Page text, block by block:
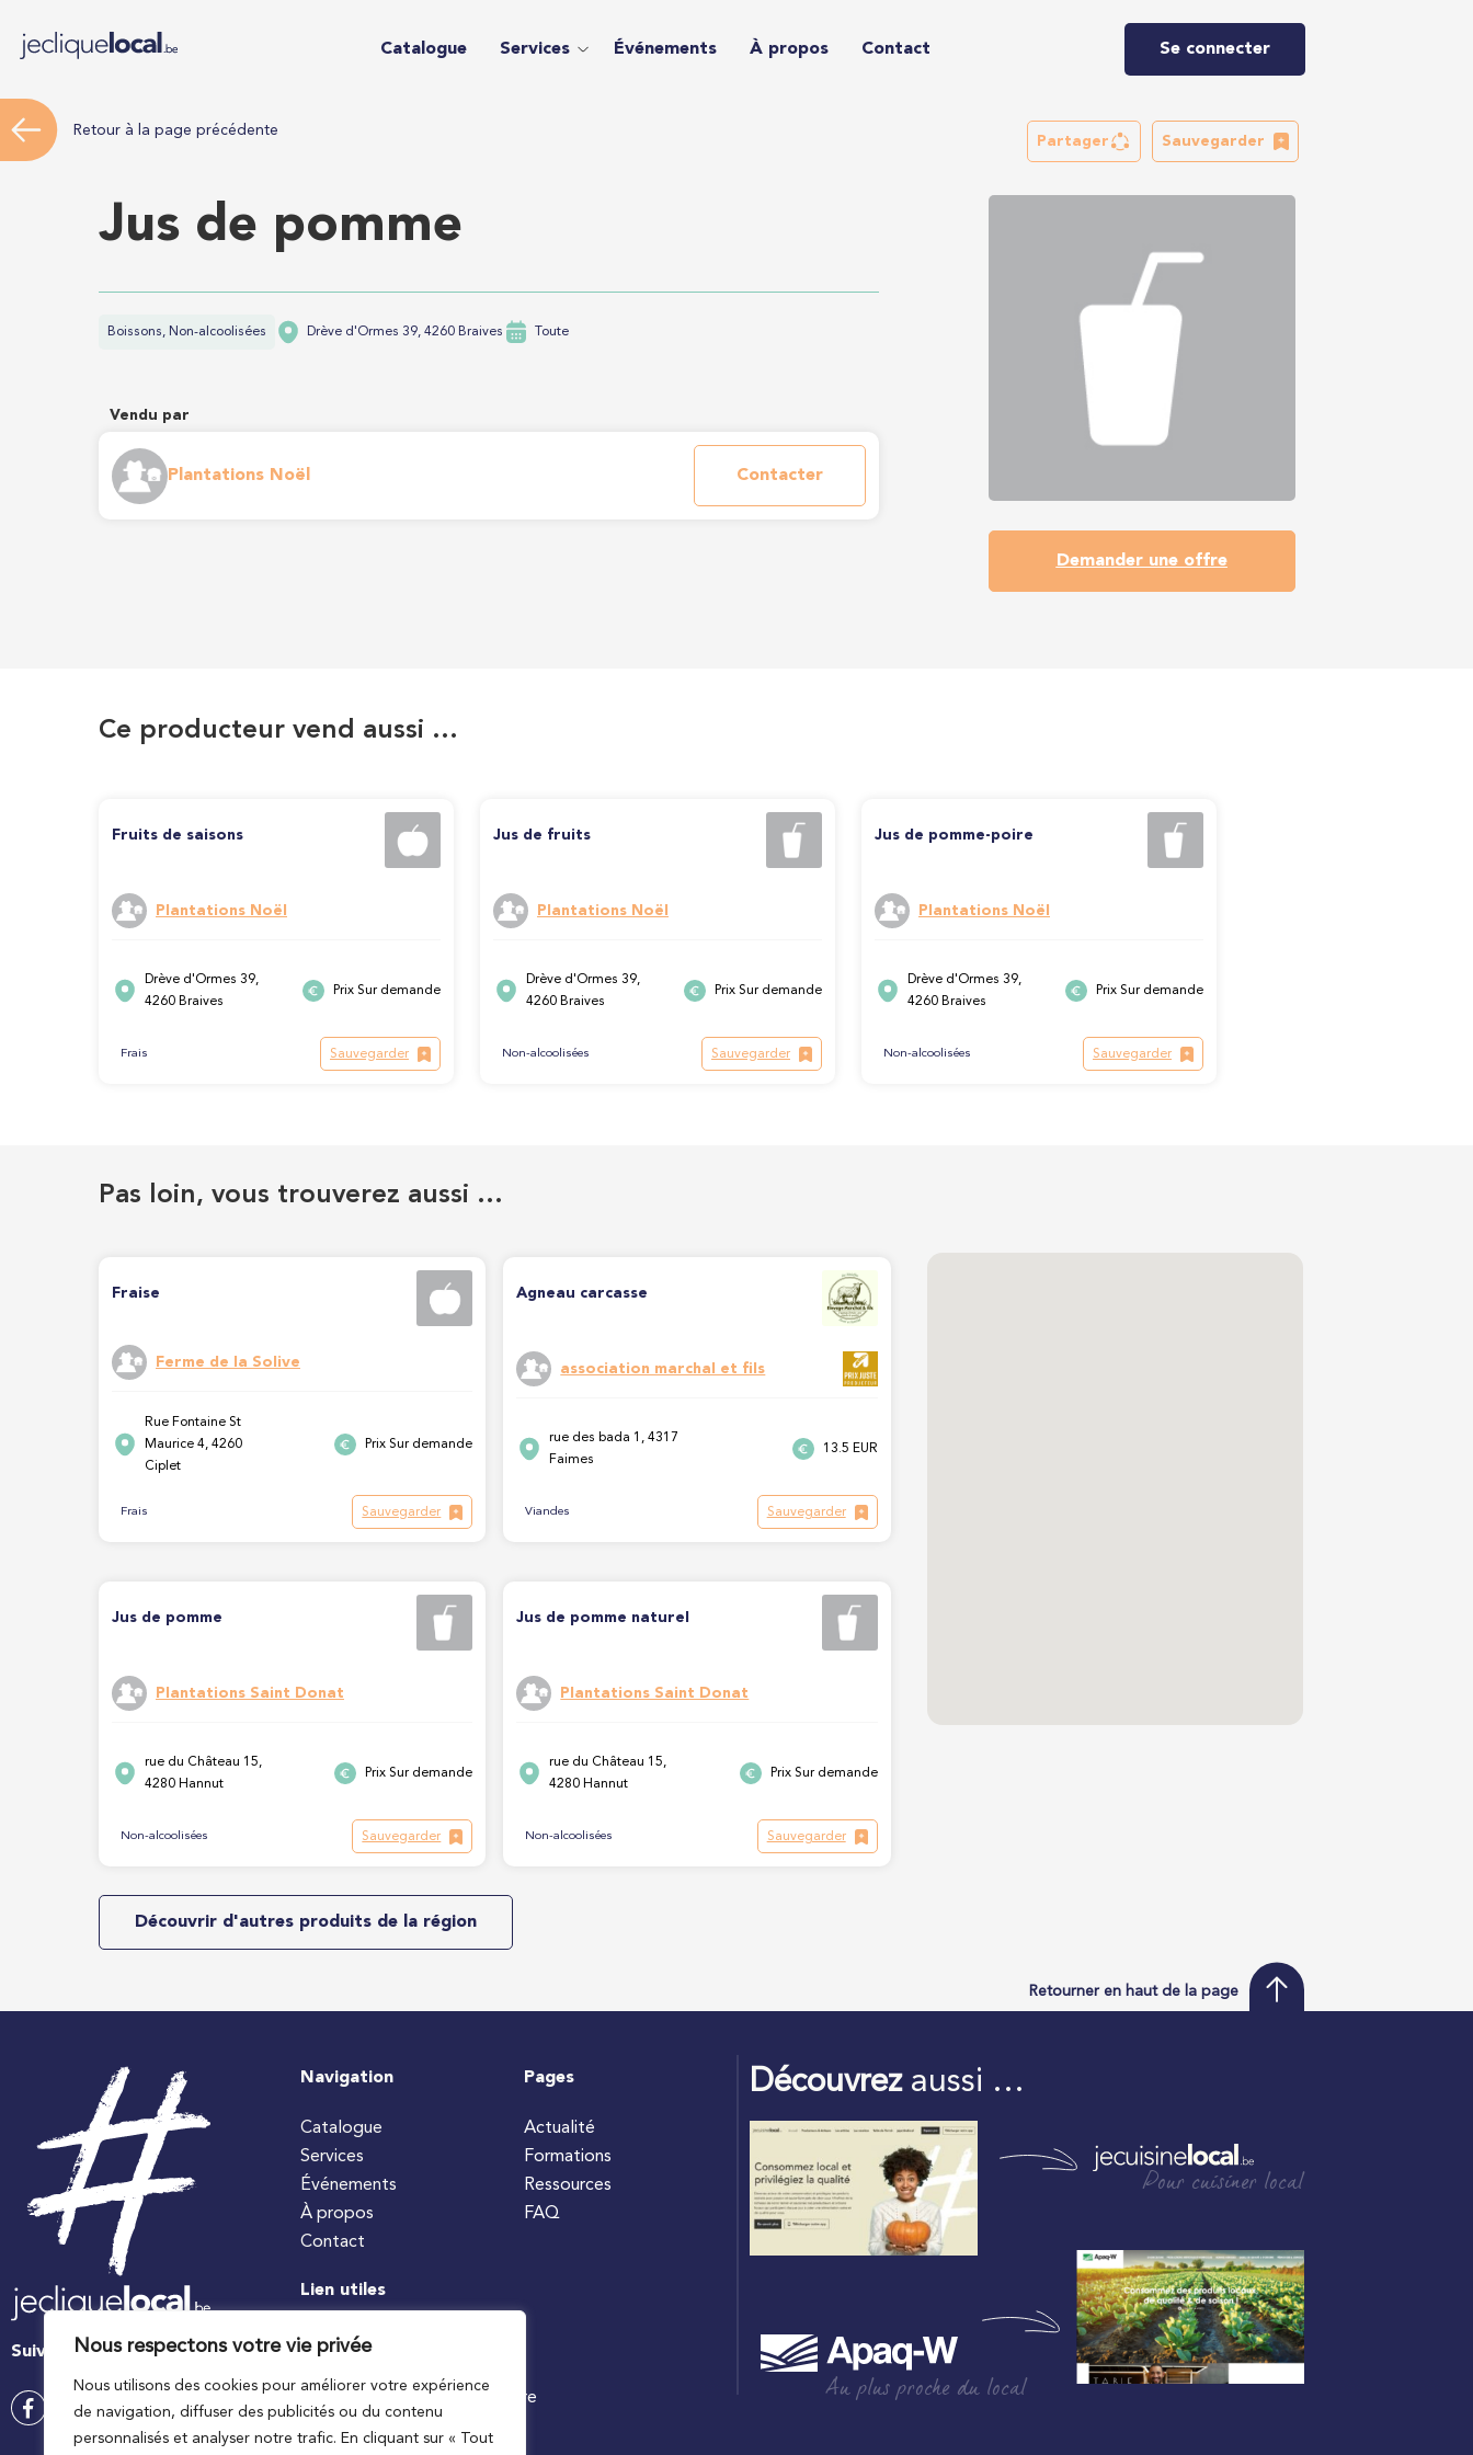
Nous respectons votre vie privée
Nous utilisons des cookies pour améliorer votre expérience
de navigation, diffuser des publicités ou du contenu
personnalisés et analyser notre trafic. En cliquant sur « Tout
Catalogue Services Événements À propos Contact Se connecter
Retour à la page précédente
Partager Sauvegarder
Jus de pomme
Boissons, Non-alcoolisées Drève d'Ormes 39, 4260 Braives Toute
Vendu par
Plantations Noël Contacter
Demander une offre
Ce producteur vend aussi …
Fruits de saisons
Plantations Noël
Drève d'Ormes 39,
4260 Braives
Prix Sur demande
Frais Sauvegarder
Jus de fruits
Plantations Noël
Drève d'Ormes 39,
4260 Braives
Prix Sur demande
Non-alcoolisées Sauvegarder
Jus de pomme-poire
Plantations Noël
Drève d'Ormes 39,
4260 Braives
Prix Sur demande
Non-alcoolisées Sauvegarder
Pas loin, vous trouverez aussi …
Fraise
Ferme de la Solive
Rue Fontaine St
Maurice 4, 4260
Ciplet
Prix Sur demande
Frais Sauvegarder
Agneau carcasse
association marchal et fils
rue des bada 1, 4317
Faimes
13.5 EUR
Viandes Sauvegarder
Jus de pomme
Plantations Saint Donat
rue du Château 15,
4280 Hannut
Prix Sur demande
Non-alcoolisées Sauvegarder
Jus de pomme naturel
Plantations Saint Donat
rue du Château 15,
4280 Hannut
Prix Sur demande
Non-alcoolisées Sauvegarder
Découvrir d'autres produits de la région
Retourner en haut de la page
Suivez-nous
Navigation
Catalogue
Services
Événements
À propos
Contact
Pages
Actualité
Formations
Ressources
FAQ
Lien utiles
#jecuisinelocal
Ministre wallon de l’agriculture
Découvrezaussi …
Pour cuisiner local
Au plus proche du local